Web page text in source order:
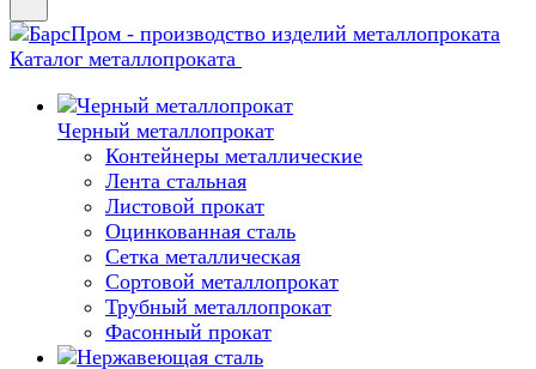
Каталог металлопроката
Черный металлопрокат
Контейнеры металлические
Лента стальная
Листовой прокат
Оцинкованная сталь
Сетка металлическая
Сортовой металлопрокат
Трубный металлопрокат
Фасонный прокат